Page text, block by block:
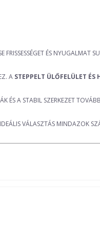
ÉS NYUGALMAT
A STEPPELT ÜLŐFELÜLET ÉS
ÉS A STABIL SZERKEZET
VÁLASZTÁS MINDAZOK